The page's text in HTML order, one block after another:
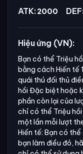
ATK: 2000 DEF:
Hiệu ứng (VN):
Bạn có thể Triệu
bằng cách Hiến tế
quái thú đối thủ
hồi Đặc biệt hoặc
phần còn lại của
chỉ có thể Triệu
một lần mỗi lượt
Hiến tế: Bạn có thể
bạn làm điều đó,